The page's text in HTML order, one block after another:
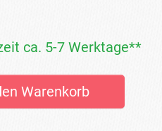
ca. 5-7 Werktage**
Warenkorb